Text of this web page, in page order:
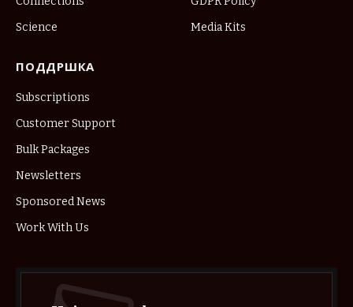
Science
Media Kits
ПОДДРШКА
Subscriptions
Customer Support
Bulk Packages
Newsletters
Sponsored News
Work With Us